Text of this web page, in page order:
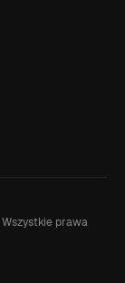
Wszystkie prawa